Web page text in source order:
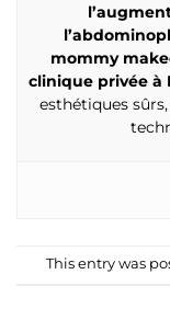
mommy
clinique privée à
esthétiques
This entry was